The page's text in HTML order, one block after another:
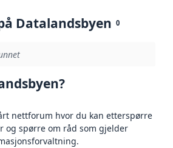
Datalandsbyen 0
nettforum hvor du kan etterspørre
og spørre om råd som gjelder